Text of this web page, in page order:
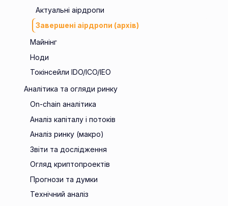
Актуальні аірдропи
Завершені аірдропи (архів)
Майнінг
Ноди
Токінсейли IDO/ICO/IEO
Аналітика та огляди ринку
On-chain аналітика
Аналіз капіталу і потоків
Аналіз ринку (макро)
Звіти та дослідження
Огляд криптопроектів
Прогнози та думки
Технічний аналіз